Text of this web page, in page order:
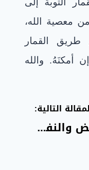
معصية الله،
القمار
أمكنَهُ. والله
التالية:
الحيض والنفاس